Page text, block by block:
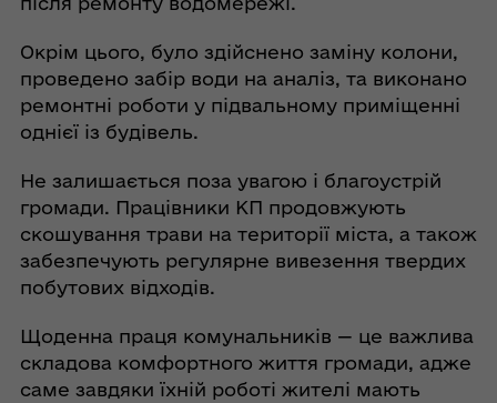
Окрім цього, було здійснено заміну колони,
проведено забір води на аналіз, та виконано
ремонтні роботи у підвальному приміщенні
однієї із будівель.
Не залишається поза увагою і благоустрій
громади. Працівники КП продовжують
скошування трави на території міста, а також
забезпечують регулярне вивезення твердих
побутових відходів.
Щоденна праця комунальників — це важлива
складова комфортного життя громади, адже
саме завдяки їхній роботі жителі мають